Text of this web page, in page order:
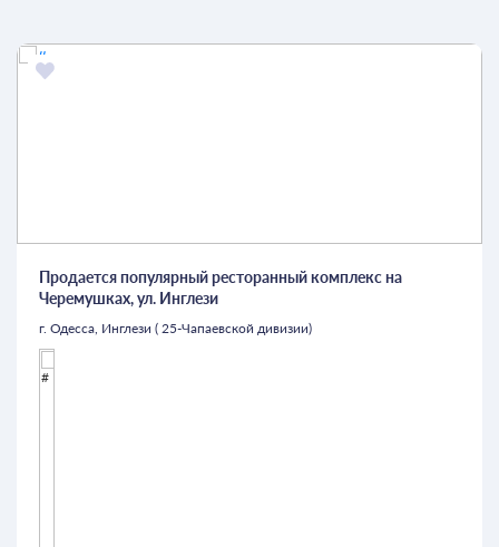
Продается популярный ресторанный комплекс на
Черемушках, ул. Инглези
г. Одесса, Инглези ( 25-Чапаевской дивизии)